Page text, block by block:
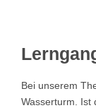
Bei unserem
Wasserturm. Ist